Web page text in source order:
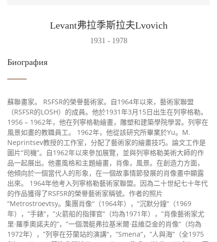
Levant弗拉季斯拉夫Lvovich
1931 - 1978
Биография
蘇聯畫家。 RSFSR的榮譽藝術家。自1964年以來，藝術家聯盟
（RSFSR的LOSH）的成員。他於1931年3月15日出生在列寧格勒。
1956 – 1962年，他在列寧格勒繪畫，雕塑和建築學院學習。列寧在
風景如畫的教職員工。 1962年，他從該研究所畢業於Yu。M.
Neprintsev教授的工作室，分配了藝術家的繪畫技巧。論文工作是
圖片“司機”。自1962年以來參加展覽，並與列寧格勒美術大師的作
品一起展出。他畫風格和主題繪畫，肖像，風景。在創造力方面，
他傾向於一個當代人的形象，在一個故事情節發展的肖像畫中顯露
出來。 1964年他考入列寧格勒藝術家聯盟。因為二十世紀七十年代
的作品獲得了RSFSR的榮譽藝術家稱號。作者的照片
“Metrostroevtsy。集團肖像“（1964年），”沉默分鐘“（1969
年），”手錶“，”火箭船的指揮官“（均為1971年），”肖像藝術家尤
里·羅季奧諾夫的“，”一個潛艇弗拉基米爾·茲維亞金的肖像“（均為
1972年），”列寧在芬蘭站的演講“，”Smena“，”人與海“（全1975